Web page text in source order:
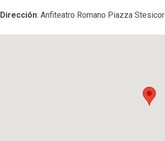
Dirección: Anfiteatro Romano Piazza